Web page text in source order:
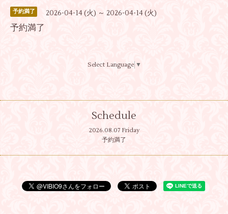
予約満了 2026-04-14 (火) ～ 2026-04-14 (火)
予約満了
Select Language ▼
Schedule
2026.08.07 Friday
予約満了